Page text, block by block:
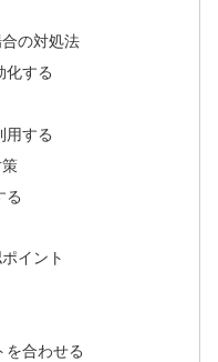
の対処法
化する
用する
る
イント
を合わせる